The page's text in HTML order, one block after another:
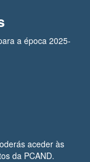
a época 2025-
aceder às
da PCAND.